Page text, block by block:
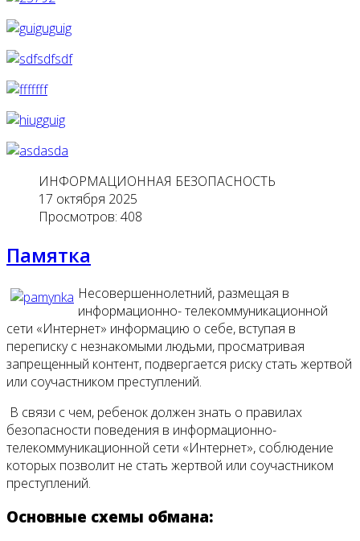
ИНФОРМАЦИОННАЯ БЕЗОПАСНОСТЬ
17 октября 2025
Просмотров: 408
Памятка
Несовершеннолетний, размещая в
информационно- телекоммуникационной
сети «Интернет» информацию о себе, вступая в
переписку с незнакомыми людьми, просматривая
запрещенный контент, подвергается риску стать жертвой
или соучастником преступлений.
В связи с чем, ребенок должен знать о правилах
безопасности поведения в информационно-
телекоммуникационной сети «Интернет», соблюдение
которых позволит не стать жертвой или соучастником
преступлений.
Основные схемы обмана: